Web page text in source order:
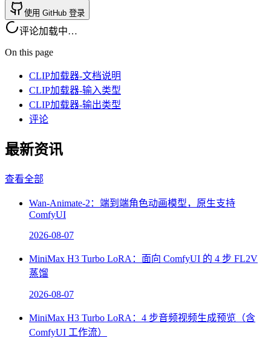
使用 GitHub 登录
评论加载中…
On this page
CLIP加载器-文档说明
CLIP加载器-输入类型
CLIP加载器-输出类型
评论
最新资讯
查看全部
Wan-Animate-2：端到端角色动画模型，原生支持
ComfyUI
2026-08-07
MiniMax H3 Turbo LoRA：面向 ComfyUI 的 4 步 FL2V
蒸馏
2026-08-07
MiniMax H3 Turbo LoRA：4 步音频视频生成预览（含
ComfyUI 工作流）